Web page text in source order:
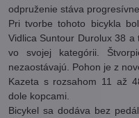
odpruženie stáva
Pri tvorbe tohoto bicykla
Vidlica Suntour Durolux 38
vo svojej kategórii.
nezaostávajú. Pohon je z
Kazeta s rozsahom 11 až
dole kopcami.
Bicykel sa dodáva bez